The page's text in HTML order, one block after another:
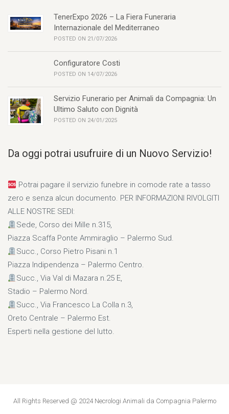
TenerExpo 2026 – La Fiera Funeraria
Internazionale del Mediterraneo
POSTED ON 21/07/2026
Configuratore Costi
POSTED ON 14/07/2026
Servizio Funerario per Animali da Compagnia: Un
Ultimo Saluto con Dignità
POSTED ON 24/01/2025
Da oggi potrai usufruire di un Nuovo Servizio!
Potrai pagare il servizio funebre in comode rate a tasso
zero e senza alcun documento. PER INFORMAZIONI RIVOLGITI
ALLE NOSTRE SEDI:
Sede, Corso dei Mille n.315,
Piazza Scaffa Ponte Ammiraglio – Palermo Sud.
Succ., Corso Pietro Pisani n.1
Piazza Indipendenza – Palermo Centro.
Succ., Via Val di Mazara n.25 E,
Stadio – Palermo Nord.
Succ., Via Francesco La Colla n.3,
Oreto Centrale – Palermo Est.
Esperti nella gestione del lutto.
All Rights Reserved @ 2024 Necrologi Animali da Compagnia Palermo